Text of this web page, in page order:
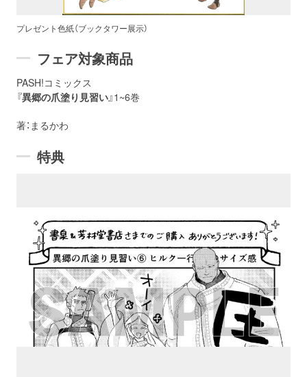
プレゼント色紙（ブックタワー展示）
フェア対象商品
PASH!コミックス
『異郷の爪塗り見習い』1~6巻
著：まるかわ
特典